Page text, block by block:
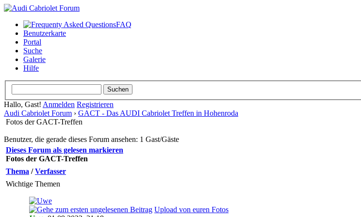
FAQ
Benutzerkarte
Portal
Suche
Galerie
Hilfe
Hallo, Gast! Anmelden Registrieren
Audi Cabriolet Forum › GACT - Das AUDI Cabriolet Treffen in Hohenroda
Fotos der GACT-Treffen
Benutzer, die gerade dieses Forum ansehen: 1 Gast/Gäste
Dieses Forum als gelesen markieren
Fotos der GACT-Treffen
Thema /Verfasser
Wichtige Themen
Upload von euren Fotos